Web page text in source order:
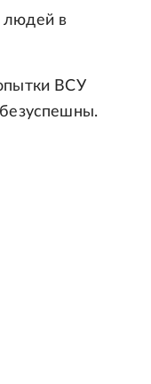
людей в
ВСУ